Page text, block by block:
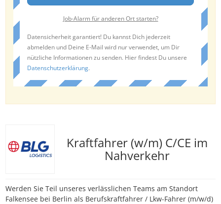
Job-Alarm für anderen Ort starten?
Datensicherheit garantiert! Du kannst Dich jederzeit
abmelden und Deine E-Mail wird nur verwendet, um Dir
nützliche Informationen zu senden. Hier findest Du unsere
Datenschutzerklärung.
Kraftfahrer (w/m) C/CE im
Nahverkehr
Werden Sie Teil unseres verlässlichen Teams am Standort
Falkensee bei Berlin als Berufskraftfahrer / Lkw-Fahrer (m/w/d)